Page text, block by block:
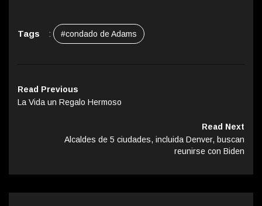
Tags : #condado de Adams
Read Previous
La Vida un Regalo Hermoso
Read Next
Alcaldes de 5 ciudades, incluida Denver, buscan
reunirse con Biden